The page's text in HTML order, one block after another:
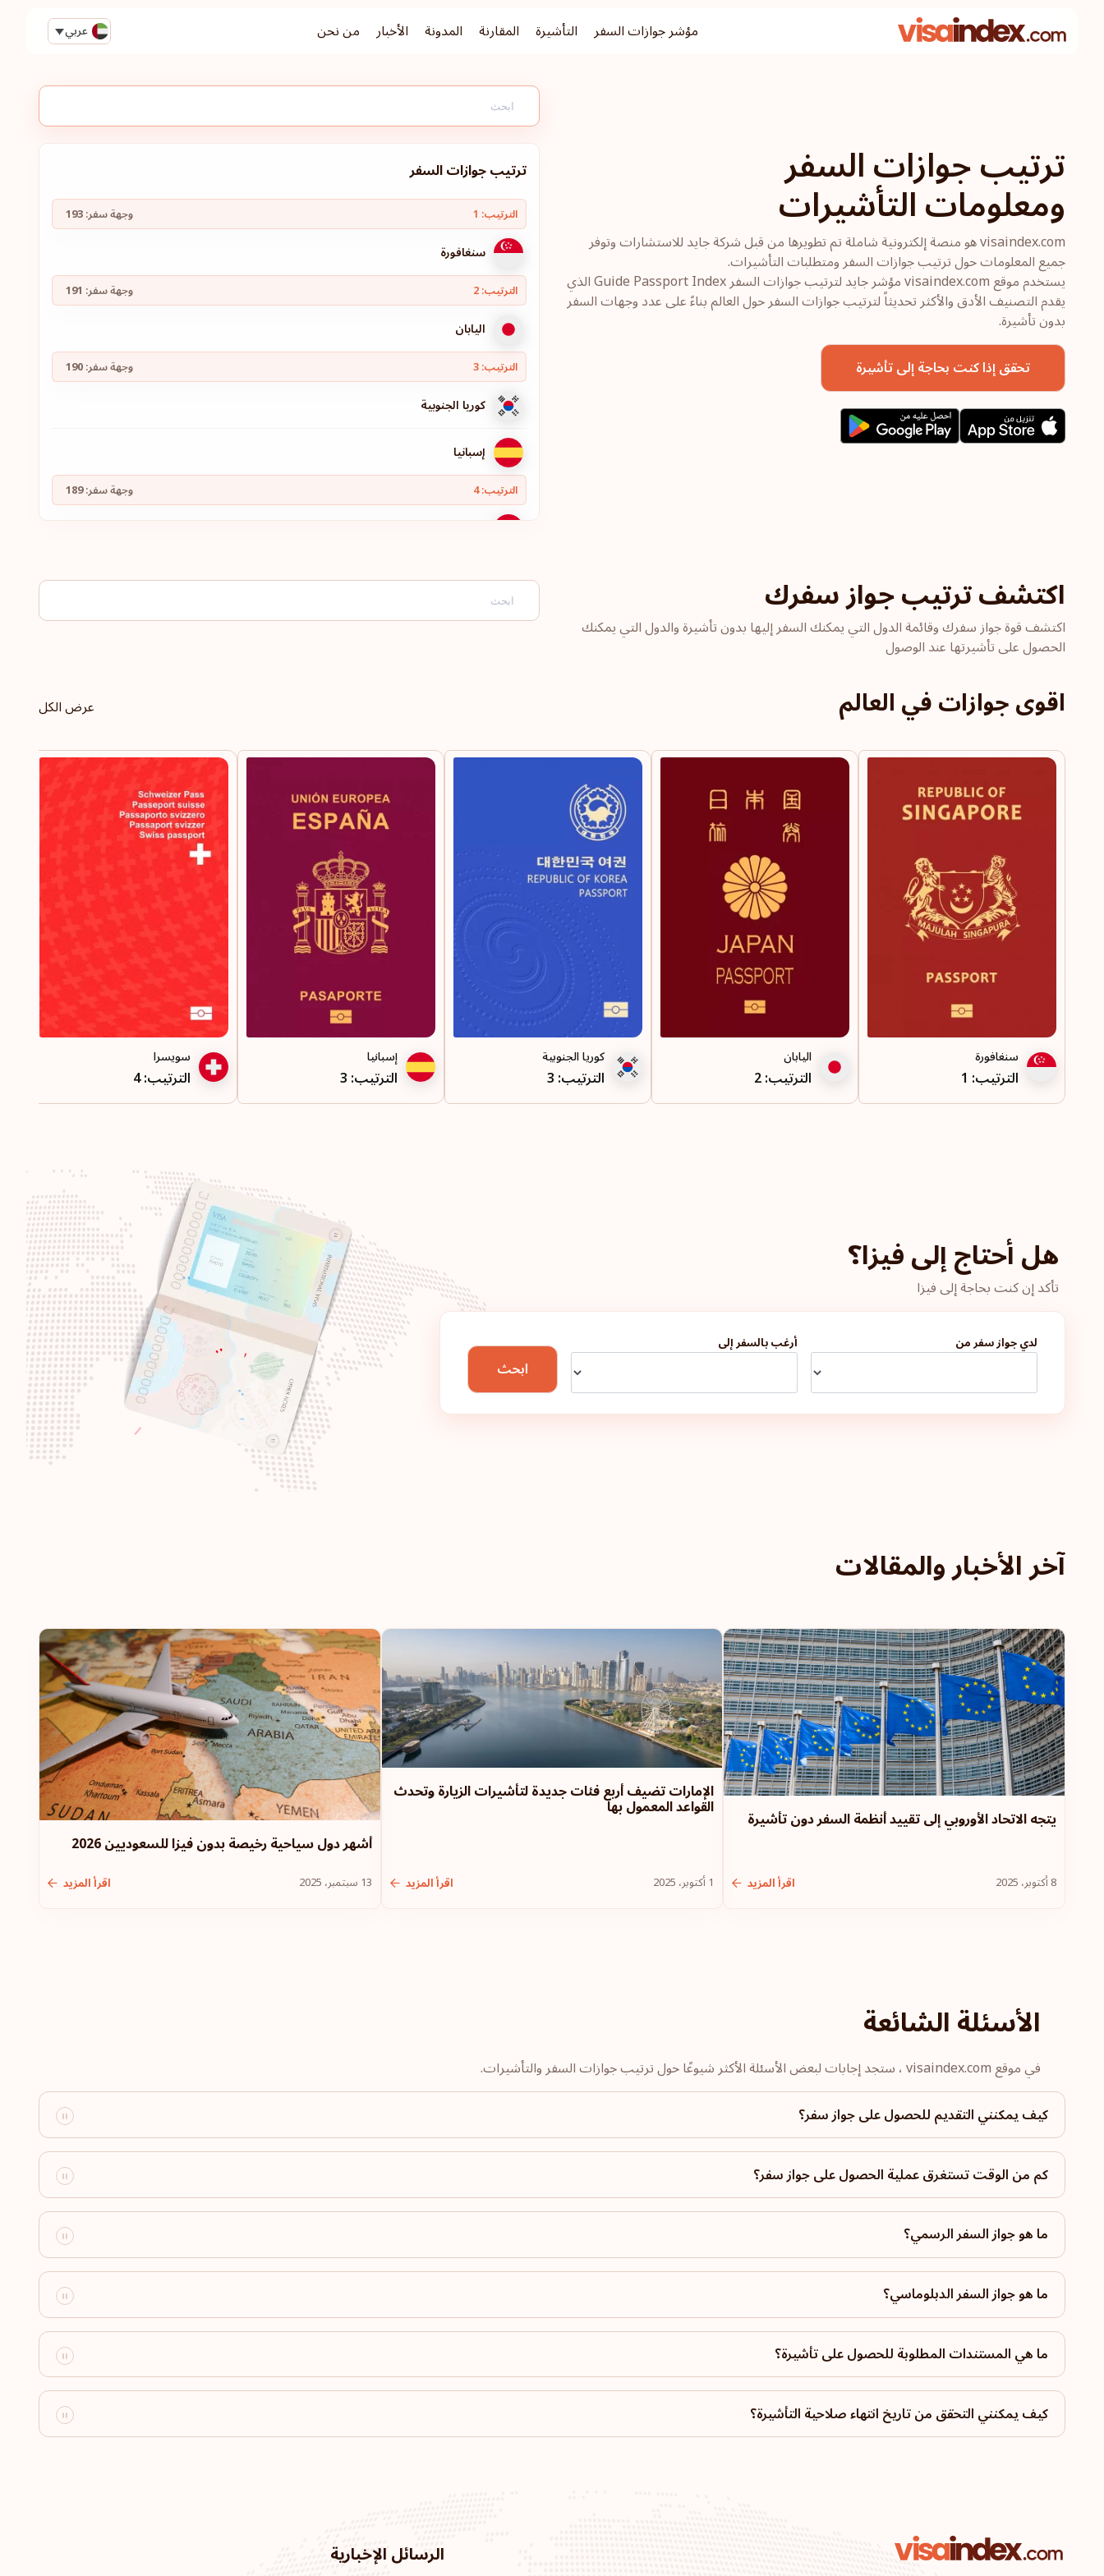
عربي مؤشر جوازات السفر التأشيرة المقارنة المدونة الأخبار من نحن
ترتيب جوازات السفر
ومعلومات التأشيرات
visaindex.com هو منصة إلكترونية شاملة تم تطويرها من قبل شركة جايد للاستشارات وتوفر
جميع المعلومات حول ترتيب جوازات السفر ومتطلبات التأشيرات.
يستخدم موقع visaindex.com مؤشر جايد لترتيب جوازات السفر Guide Passport Index الذي
يقدم التصنيف الأدق والأكثر تحديثاً لترتيب جوازات السفر حول العالم بناءً على عدد وجهات السفر
بدون تأشيرة.
تحقق إذا كنت بحاجة إلى تأشيرة
ترتيب جوازات السفر
الترتيب: 1 وجهة سفر:193
سنغافورة
الترتيب: 2 وجهة سفر: 191
اليابان
الترتيب: 3 وجهة سفر:190
كوريا الجنوبية
إسبانيا
الترتيب: 4 وجهة سفر:189
سويسرا
السويد
النرويج
إيطاليا
فنلندا
بلجيكا
الترتيب: 5 وجهة سفر:
المملكة المتحدة
البرتغال
النمسا
الترتيب: 6 وجهة سفر:187
المجر
186
سلوفاكيا
بولندا
التشيك
وجهة سفر:184
نيوزيلندا
ليختنشتاين
الولايات المتحدة الأمريكية
أيسلندا
كرواتيا
180
موناكو
179
الترتيب: 13 وجهة سفر:178
هونج كونج
اكتشف ترتيب جواز سفرك
اكتشف قوة جواز سفرك وقائمة الدول التي يمكنك السفر إليها بدون تأشيرة والدول التي يمكنك
الحصول على تأشيرتها عند الوصول
اقوى جوازات في العالم عرض الكل
سنغافورة
الترتيب: 1
اليابان
الترتيب: 2
كوريا الجنوبية
الترتيب: 3
إسبانيا
الترتيب: 3
سويسرا
الترتيب: 4
هل أحتاج إلى فيزا؟
تأكد إن كنت بحاجة إلى فيزا
لدي جواز سفر من أرغب بالسفر إلى
ابحث
آخر الأخبار والمقالات
يتجه الاتحاد الأوروبي إلى تقييد أنظمة السفر دون تأشيرة
8 أكتوبر، 2025 اقرأ المزيد
الإمارات تضيف أربع فئات جديدة لتأشيرات الزيارة وتحدث
القواعد المعمول بها
1 أكتوبر، 2025 اقرأ المزيد
أشهر دول سياحية رخيصة بدون فيزا للسعوديين 2026
13 سبتمبر، 2025 اقرأ المزيد
الأسئلة الشائعة
في موقع visaindex.com ، ستجد إجابات لبعض الأسئلة الأكثر شيوعًا حول ترتيب جوازات السفر والتأشيرات.
كيف يمكنني التقديم للحصول على جواز سفر؟
كم من الوقت تستغرق عملية الحصول على جواز سفر؟
ما هو جواز السفر الرسمي؟
ما هو جواز السفر الدبلوماسي؟
ما هي المستندات المطلوبة للحصول على تأشيرة؟
كيف يمكنني التحقق من تاريخ انتهاء صلاحية التأشيرة؟
الرسائل الإخبارية